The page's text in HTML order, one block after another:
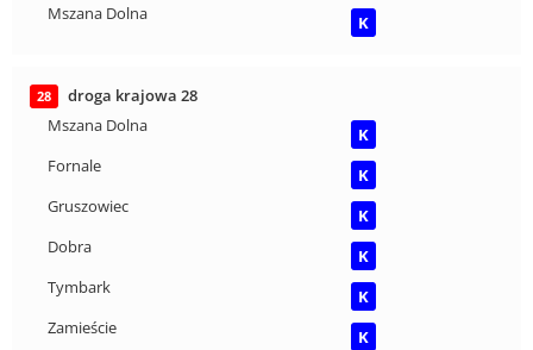
Mszana Dolna
K
28
droga krajowa 28
Mszana Dolna
K
Fornale
K
Gruszowiec
K
Dobra
K
Tymbark
K
Zamieście
K